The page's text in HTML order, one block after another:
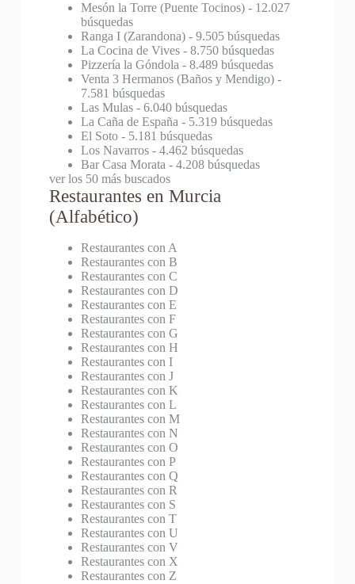
Mesón la Torre (Puente Tocinos)- 12.027
búsquedas
Ranga I (Zarandona)- 9.505 búsquedas
La Cocina de Vives- 8.750 búsquedas
Pizzería la Góndola - 8.489 búsquedas
Venta 3 Hermanos (Baños y Mendigo)-
7.581 búsquedas
Las Mulas- 6.040 búsquedas
La Caña de España - 5.319 búsquedas
El Soto- 5.181 búsquedas
Los Navarros- 4.462 búsquedas
Bar Casa Morata - 4.208 búsquedas
ver los 50 más buscados
Restaurantes en Murcia
(Alfabético)
Restaurantes con A
Restaurantes con B
Restaurantes con C
Restaurantes con D
Restaurantes con E
Restaurantes con F
Restaurantes con G
Restaurantes con H
Restaurantes con I
Restaurantes con J
Restaurantes con K
Restaurantes con L
Restaurantes con M
Restaurantes con N
Restaurantes con O
Restaurantes con P
Restaurantes con Q
Restaurantes con R
Restaurantes con S
Restaurantes con T
Restaurantes con U
Restaurantes con V
Restaurantes con X
Restaurantes con Z